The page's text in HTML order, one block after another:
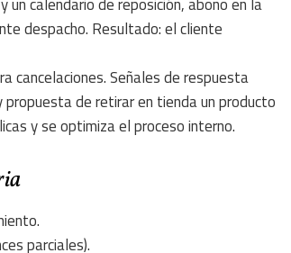
despacho. Resultado: el cliente
cancelaciones. Señales de respuesta
de retirar en tienda un producto
y se optimiza el proceso interno.
parciales).